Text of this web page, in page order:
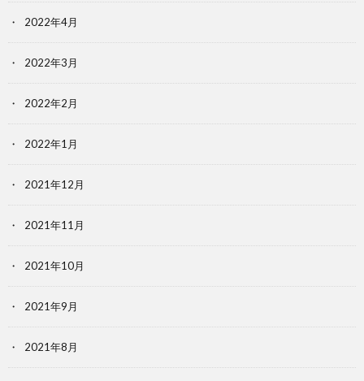
2022年4月
2022年3月
2022年2月
2022年1月
2021年12月
2021年11月
2021年10月
2021年9月
2021年8月